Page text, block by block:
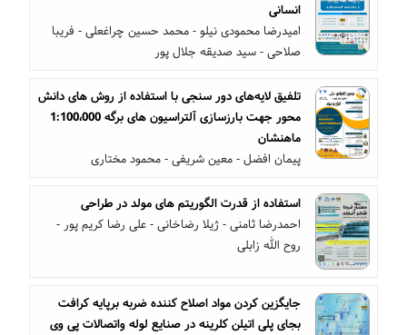
انسانی
امیدرضا محمودی نیلو - محمد حسین چراغعلی - فریبا
صلاحی - سید صدیقه جلال پور
تلفیق لایه‌های دور سنجی با استفاده از روش های دانش
محور جهت بارزسازی آلتراسیون های برگه 1:100،000
ماهنشان
پیمان افضل - معین شریفی - محمود مختاری
استفاده از قدرت الگوریتم های مولد در طراحی
احمدرضا ثامنی - ژیلا رضاخانی - علی رضا کریم پور -
روح الله زابلی
جایگزین کردن مواد اصلاح کننده ضربه برپایه کرافت
بجای پلی اتیلن کلرینه در صنایع لوله واتصالات پی وی